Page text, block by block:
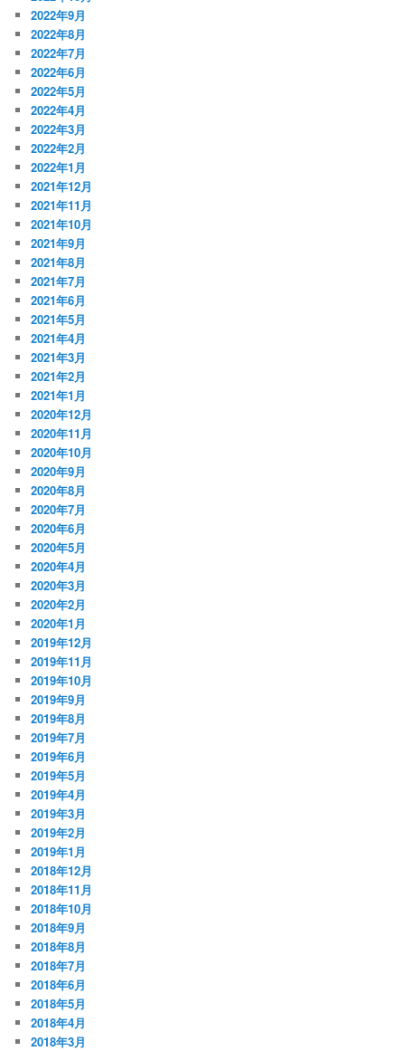
2022年9月
2022年8月
2022年7月
2022年6月
2022年5月
2022年4月
2022年3月
2022年2月
2022年1月
2021年12月
2021年11月
2021年10月
2021年9月
2021年8月
2021年7月
2021年6月
2021年5月
2021年4月
2021年3月
2021年2月
2021年1月
2020年12月
2020年11月
2020年10月
2020年9月
2020年8月
2020年7月
2020年6月
2020年5月
2020年4月
2020年3月
2020年2月
2020年1月
2019年12月
2019年11月
2019年10月
2019年9月
2019年8月
2019年7月
2019年6月
2019年5月
2019年4月
2019年3月
2019年2月
2019年1月
2018年12月
2018年11月
2018年10月
2018年9月
2018年8月
2018年7月
2018年6月
2018年5月
2018年4月
2018年3月